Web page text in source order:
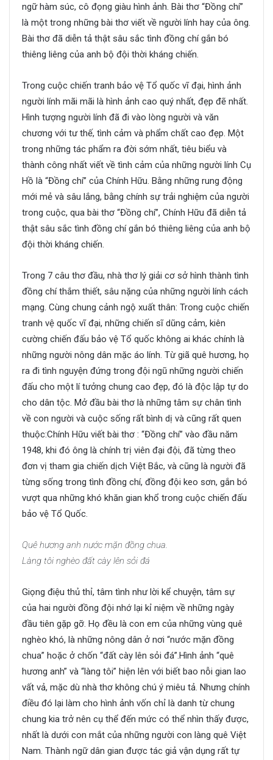
ngữ hàm súc, cô đọng giàu hình ảnh. Bài thơ “Đồng chí”
là một trong những bài thơ viết về người lính hay của ông.
Bài thơ đã diễn tả thật sâu sắc tình đồng chí gắn bó
thiêng liêng của anh bộ đội thời kháng chiến.
Trong cuộc chiến tranh bảo vệ Tổ quốc vĩ đại, hình ảnh
người lính mãi mãi là hình ảnh cao quý nhất, đẹp đẽ nhất.
Hình tượng người lính đã đi vào lòng người và văn
chương với tư thế, tình cảm và phẩm chất cao đẹp. Một
trong những tác phẩm ra đời sớm nhất, tiêu biểu và
thành công nhất viết về tình cảm của những người lính Cụ
Hồ là “Đồng chí” của Chính Hữu. Bằng những rung động
mới mẻ và sâu lắng, bằng chính sự trải nghiệm của người
trong cuộc, qua bài thơ “Đồng chí”, Chính Hữu đã diễn tả
thật sâu sắc tình đồng chí gắn bó thiêng liêng của anh bộ
đội thời kháng chiến.
Trong 7 câu thơ đầu, nhà thơ lý giải cơ sở hình thành tình
đồng chí thắm thiết, sâu nặng của những người lính cách
mạng. Cùng chung cảnh ngộ xuất thân: Trong cuộc chiến
tranh vệ quốc vĩ đại, những chiến sĩ dũng cảm, kiên
cường chiến đấu bảo vệ Tổ quốc không ai khác chính là
những người nông dân mặc áo lính. Từ giã quê hương, họ
ra đi tình nguyện đứng trong đội ngũ những người chiến
đấu cho một lí tưởng chung cao đẹp, đó là độc lập tự do
cho dân tộc. Mở đầu bài thơ là những tâm sự chân tình
về con người và cuộc sống rất bình dị và cũng rất quen
thuộc:Chính Hữu viết bài thơ : “Đồng chí” vào đầu năm
1948, khi đó ông là chính trị viên đại đội, đã từng theo
đơn vị tham gia chiến dịch Việt Bắc, và cũng là người đã
từng sống trong tình đồng chí, đồng đội keo sơn, gắn bó
vượt qua những khó khăn gian khổ trong cuộc chiến đấu
bảo vệ Tổ Quốc.
Quê hương anh nước mặn đồng chua.
Làng tôi nghèo đất cày lên sỏi đá
Giọng điệu thủ thỉ, tâm tình như lời kể chuyện, tâm sự
của hai người đồng đội nhớ lại kỉ niệm về những ngày
đầu tiên gặp gỡ. Họ đều là con em của những vùng quê
nghèo khó, là những nông dân ở nơi “nước mặn đồng
chua” hoặc ở chốn “đất cày lên sỏi đá”.Hình ảnh “quê
hương anh” và “làng tôi” hiện lên với biết bao nỗi gian lao
vất vả, mặc dù nhà thơ không chú ý miêu tả. Nhưng chính
điều đó lại làm cho hình ảnh vốn chỉ là danh từ chung
chung kia trở nên cụ thể đến mức có thể nhìn thấy được,
nhất là dưới con mắt của những người con làng quê Việt
Nam. Thành ngữ dân gian được tác giả vận dụng rất tự